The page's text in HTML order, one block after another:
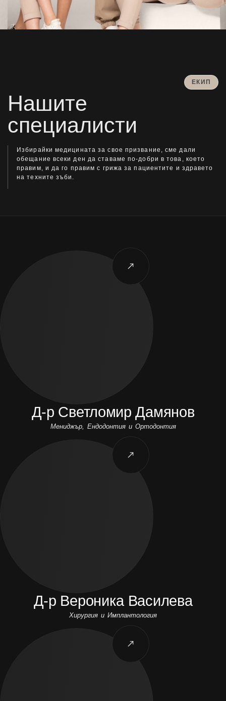
Д-р Светломир Дамянов
Мениджър, Ендодонтия и Ортодонтия
Д-р Вероника Василева
Хирургия и Имплантология
ЕКИП
Нашите
специалисти
Избирайки медицината за свое призвание, сме дали
обещание всеки ден да ставаме по-добри в това, което
правим, и да го правим с грижа за пациентите и здравето
на техните зъби.